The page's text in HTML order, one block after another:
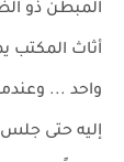
المبطن ذو
أثاث المكتب
واحد ...
إليه حتى